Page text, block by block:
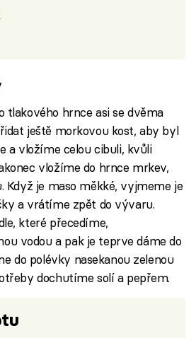
tlakového hrnce asi se dvěma
ještě morkovou kost, aby byl
a vložíme celou cibuli, kvůli
vložíme do hrnce mrkev,
Když je maso měkké, vyjmeme je
a vrátíme zpět do vývaru.
které přecedíme,
vodou a pak je teprve dáme do
do polévky nasekanou zelenou
dochutíme solí a pepřem.